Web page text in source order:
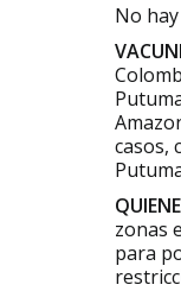
No
casos,
zonas
para